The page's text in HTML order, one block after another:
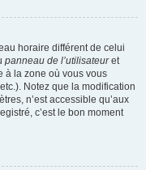
horaire différent de celui
panneau de l’utilisateuret
à la zone où vous vous
Notez que la modification
n’est accessible qu’aux
c’est le bon moment